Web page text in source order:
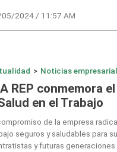
2024 / 11:57 AM
> Noticias
REP conmemora
en el Trabajo
de la empresa
seguros y saludables para
y futuras generaciones.